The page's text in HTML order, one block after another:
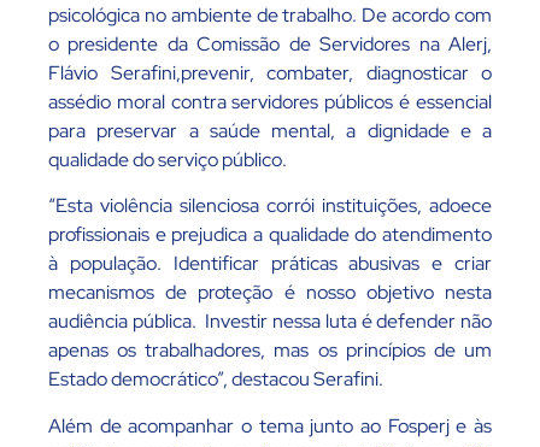
psicológica no ambiente de trabalho. De acordo com
o presidente da Comissão de Servidores na Alerj,
Flávio Serafini,prevenir, combater, diagnosticar o
assédio moral contra servidores públicos é essencial
para preservar a saúde mental, a dignidade e a
qualidade do serviço público.
“Esta violência silenciosa corrói instituições, adoece
profissionais e prejudica a qualidade do atendimento
à população. Identificar práticas abusivas e criar
mecanismos de proteção é nosso objetivo nesta
audiência pública. Investir nessa luta é defender não
apenas os trabalhadores, mas os princípios de um
Estado democrático”, destacou Serafini.
Além de acompanhar o tema junto ao Fosperj e às